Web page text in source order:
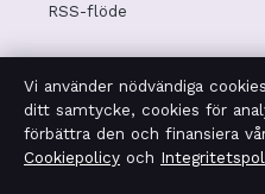
RSS-flöde
Vi använder nödvändiga
ditt samtycke, cookies för
förbättra den och finansiera
Cookiepolicy och